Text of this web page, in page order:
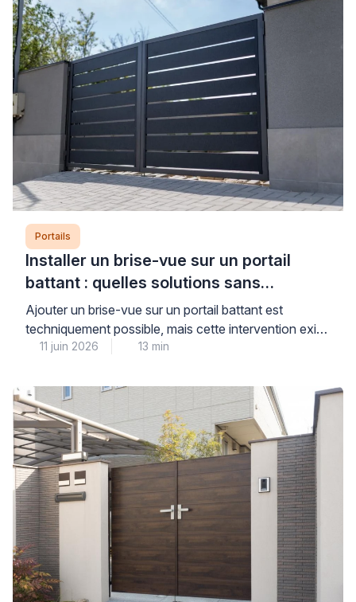
durabilité et la sécurité de votre installation sur le long
terme. Pour faire le bon choix, il convient […]
Portails
Installer un brise-vue sur un portail
battant : quelles solutions sans
aggraver l’affaissement ?
Ajouter un brise-vue sur un portail battant est
techniquement possible, mais cette intervention exige
un diagnostic préalable rigoureux pour ne pas
structure déjà sollicitée. La prise au vent et le poids
supplémentaire constituent les deux facteurs
aggravants principaux, particulièrement sur des
gonds fatigués ou des poteaux mal scellés. […]
11 juin 2026 13 min